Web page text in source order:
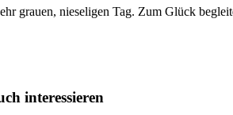
grauen, nieseligen Tag. Zum Glück
interessieren